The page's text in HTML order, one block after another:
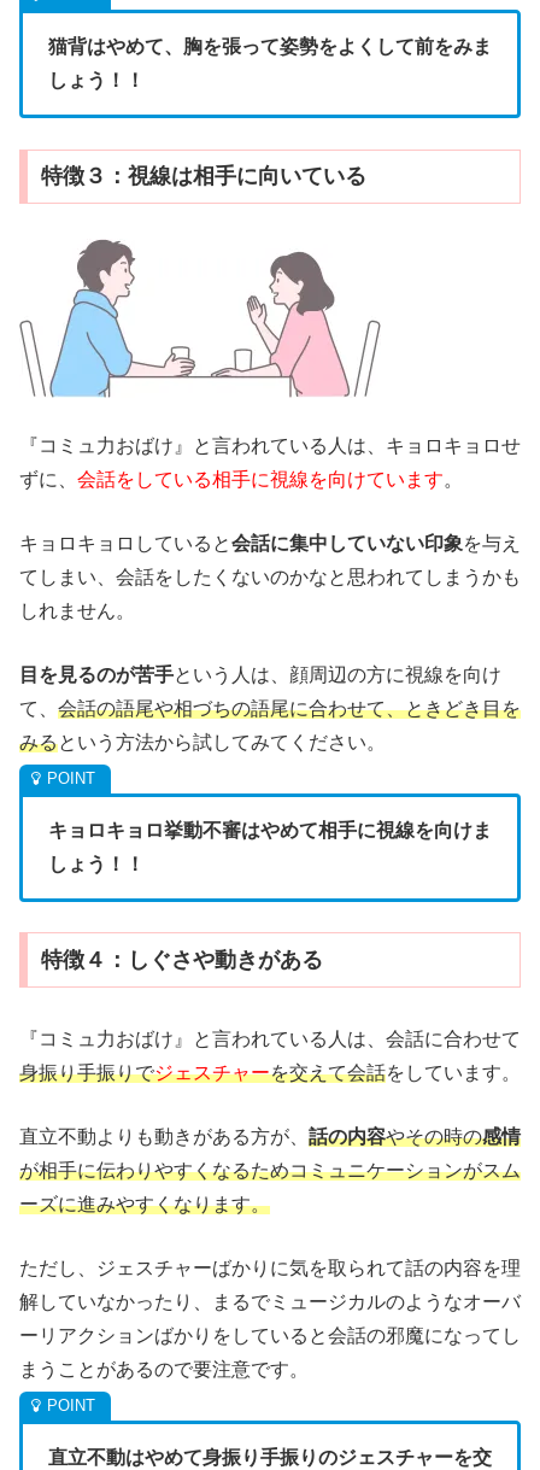
猫背はやめて、胸を張って姿勢をよくして前をみま
しょう！！
特徴３：視線は相手に向いている
『コミュ力おばけ』と言われている人は、キョロキョロせ
ずに、 会話をしている相手に視線を向けています。
キョロキョロしていると会話に集中していない印象を与え
てしまい、会話をしたくないのかなと思われてしまうかも
しれません。
目を見るのが苦手という人は、顔周辺の方に視線を向け
て、 会話の語尾や相づちの語尾に合わせて、ときどき目を
みるという方法から試してみてください。
キョロキョロ挙動不審はやめて相手に視線を向けま
しょう！！
特徴４：しぐさや動きがある
『コミュ力おばけ』と言われている人は、会話に合わせて
身振り手振りでジェスチャーを交えて会話をしています。
直立不動よりも動きがある方が、 話の内容やその時の感情
が相手に伝わりやすくなるためコミュニケーションがスム
ーズに進みやすくなります。
ただし、ジェスチャーばかりに気を取られて話の内容を理
解していなかったり、まるでミュージカルのようなオーバ
ーリアクションばかりをしていると会話の邪魔になってし
まうことがあるので要注意です。
直立不動はやめて身振り手振りのジェスチャーを交